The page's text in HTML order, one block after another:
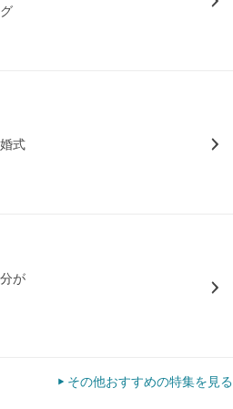
式
が
その他おすすめの特集を見る